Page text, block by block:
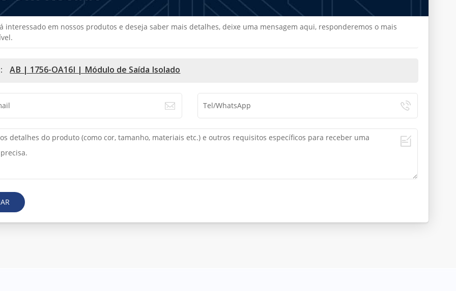
interessado em nossos produtos e deseja saber mais detalhes, deixe uma mensagem aqui, responderemos o mais
AB | 1756-OA16I | Módulo de Saída Isolado